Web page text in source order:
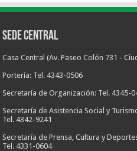
Sede Central
Casa Central (Av. Paseo Colón 731 -
Portería: Tel. 4343-0506
Secretaría de Organización: Tel. 4345-
Secretaría de Asistencia Social y
Tel. 4342-9241
Secretaría de Prensa, Cultura y
Tel. 4331-0604